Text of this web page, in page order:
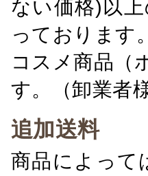
ない価格)以
っております。
コスメ商品（
す。（卸業者
追加送料
商品によって